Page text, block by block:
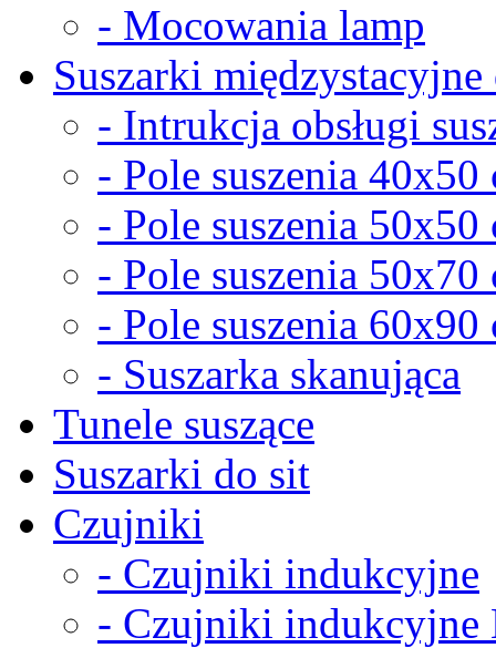
- Mocowania lamp
Suszarki
- Intrukcja obsługi
- Pole suszenia 40x50
- Pole suszenia 50x50
- Pole suszenia 50x70
- Pole suszenia 60x90
- Suszarka skanująca
Tunele suszące
Suszarki do sit
Czujniki
- Czujniki indukcyjne
- Czujniki indukcyjne